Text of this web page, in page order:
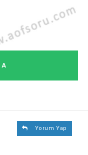
A
Yorum Yap